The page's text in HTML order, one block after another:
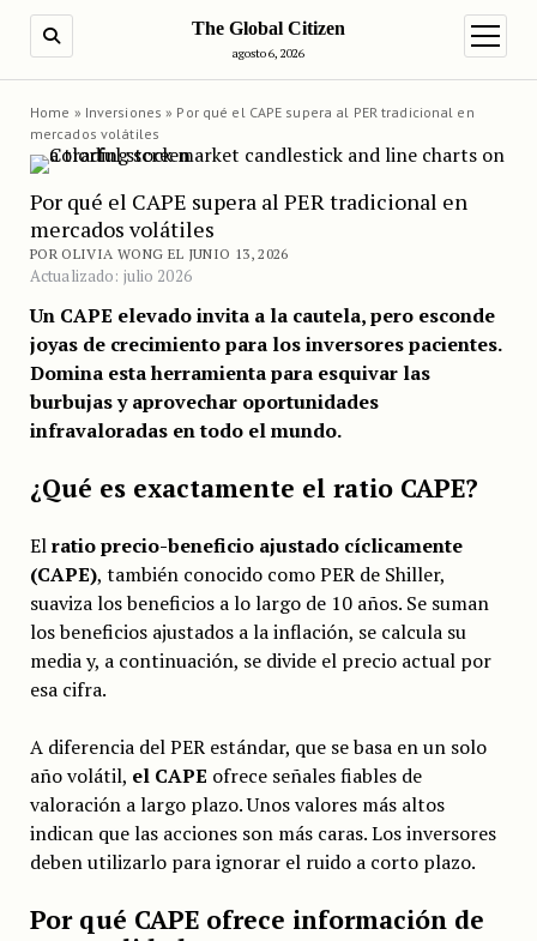
The Global Citizen
agosto 6, 2026
abrir
Home » Inversiones » Por qué el CAPE supera al PER tradicional en
mercados volátiles
Por qué el CAPE supera al PER tradicional en
mercados volátiles
POR OLIVIA WONG EL JUNIO 13, 2026
Actualizado: julio 2026
Un CAPE elevado invita a la cautela, pero esconde
joyas de crecimiento para los inversores pacientes.
Domina esta herramienta para esquivar las
burbujas y aprovechar oportunidades
infravaloradas en todo el mundo.
¿Qué es exactamente el ratio CAPE?
Elratio precio-beneficio ajustado cíclicamente
(CAPE), también conocido como PER de Shiller,
suaviza los beneficios a lo largo de 10 años. Se suman
los beneficios ajustados a la inflación, se calcula su
media y, a continuación, se divide el precio actual por
esa cifra.
A diferencia del PER estándar, que se basa en un solo
año volátil, el CAPE ofrece señales fiables de
valoración a largo plazo. Unos valores más altos
indican que las acciones son más caras. Los inversores
deben utilizarlo para ignorar el ruido a corto plazo.
Por qué CAPE ofrece información de